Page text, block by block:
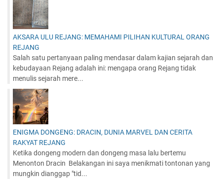
AKSARA ULU REJANG: MEMAHAMI PILIHAN KULTURAL ORANG
REJANG
Salah satu pertanyaan paling mendasar dalam kajian sejarah dan
kebudayaan Rejang adalah ini: mengapa orang Rejang tidak
menulis sejarah mere...
ENIGMA DONGENG: DRACIN, DUNIA MARVEL DAN CERITA
RAKYAT REJANG
Ketika dongeng modern dan dongeng masa lalu bertemu
Menonton Dracin Belakangan ini saya menikmati tontonan yang
mungkin dianggap "tid...